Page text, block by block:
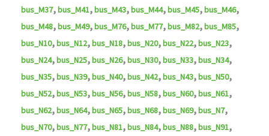
bus_M37,bus_M41,bus_M43,bus_M44,bus_M45,bus_M46,
bus_M48,bus_M49,bus_M76,bus_M77,bus_M82,bus_M85,
bus_N10,bus_N12,bus_N18,bus_N20,bus_N22,bus_N23,
bus_N24,bus_N25,bus_N26,bus_N30,bus_N33,bus_N34,
bus_N35,bus_N39,bus_N40,bus_N42,bus_N43,bus_N50,
bus_N52,bus_N53,bus_N56,bus_N58,bus_N60,bus_N61,
bus_N62,bus_N64,bus_N65,bus_N68,bus_N69,bus_N7,
bus_N70,bus_N77,bus_N81,bus_N84,bus_N88,bus_N91,